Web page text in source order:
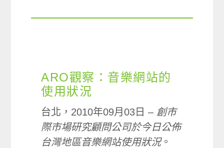
ARO觀察：音樂網站的
使用狀況
台北，2010年09月03日 – 創市
際市場研究顧問公司於今日公佈
台灣地區音樂網站使用狀況。